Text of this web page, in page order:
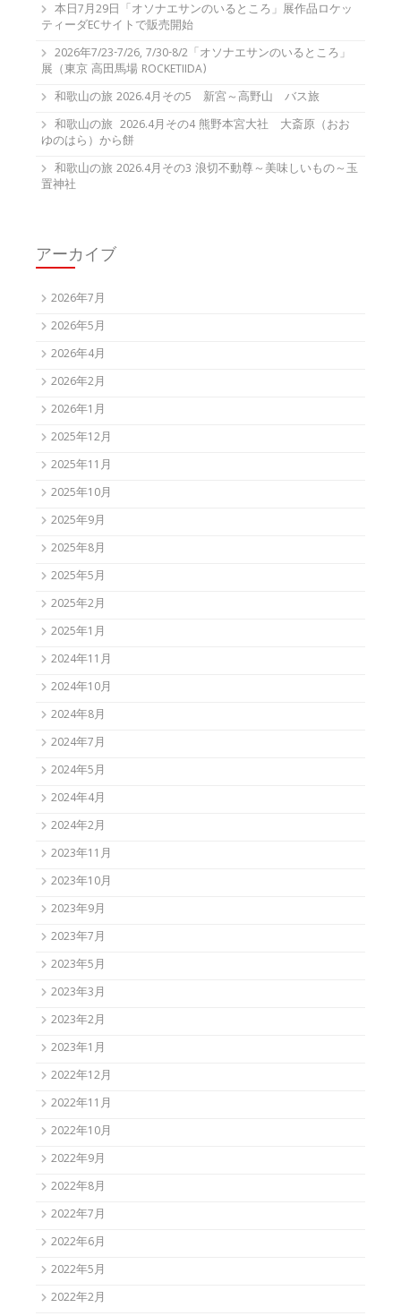
本日7月29日「オソナエサンのいるところ」展作品ロケッ
ティーダECサイトで販売開始
2026年7/23-7/26, 7/30-8/2「オソナエサンのいるところ」
展（東京 高田馬場 ROCKETIIDA)
和歌山の旅 2026.4月その5 新宮～高野山 バス旅
和歌山の旅 2026.4月その4 熊野本宮大社 大斎原（おお
ゆのはら）から餅
和歌山の旅 2026.4月その3 浪切不動尊～美味しいもの～玉
置神社
アーカイブ
2026年7月
2026年5月
2026年4月
2026年2月
2026年1月
2025年12月
2025年11月
2025年10月
2025年9月
2025年8月
2025年5月
2025年2月
2025年1月
2024年11月
2024年10月
2024年8月
2024年7月
2024年5月
2024年4月
2024年2月
2023年11月
2023年10月
2023年9月
2023年7月
2023年5月
2023年3月
2023年2月
2023年1月
2022年12月
2022年11月
2022年10月
2022年9月
2022年8月
2022年7月
2022年6月
2022年5月
2022年2月